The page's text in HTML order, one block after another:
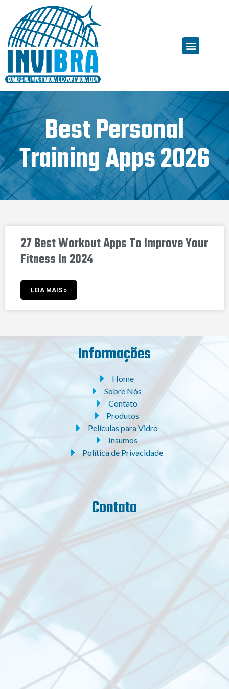
Best Personal
Training Apps 2026
27 Best Workout Apps To Improve Your
Fitness In 2024
LEIA MAIS »
Informações
Home
Sobre Nós
Contato
Produtos
Películas para Vidro
Insumos
Política de Privacidade
Contato